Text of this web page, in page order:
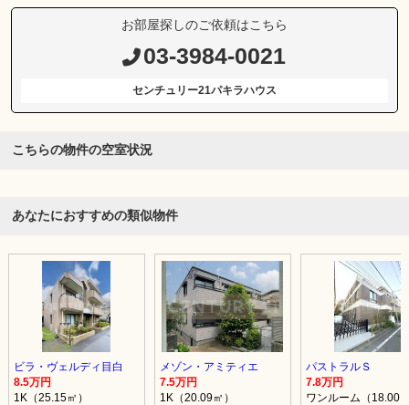
お部屋探しのご依頼はこちら
03-3984-0021
センチュリー21パキラハウス
こちらの物件の空室状況
あなたにおすすめの類似物件
ビラ・ヴェルディ目白
8.5万円
1K（25.15㎡）
メゾン・アミティエ
7.5万円
1K（20.09㎡）
パストラルＳ
7.8万円
ワンルーム（18.00